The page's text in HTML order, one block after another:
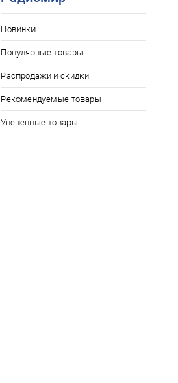
Новинки
Популярные товары
Распродажи и скидки
Рекомендуемые товары
Уцененные товары